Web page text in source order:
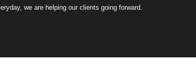
we are helping our clients going forward.